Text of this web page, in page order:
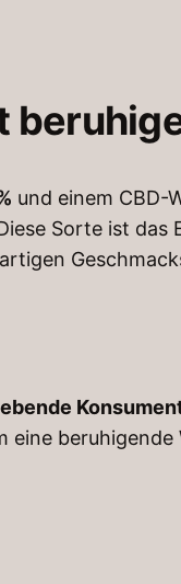
und einem CBD-
Sorte ist das
eine